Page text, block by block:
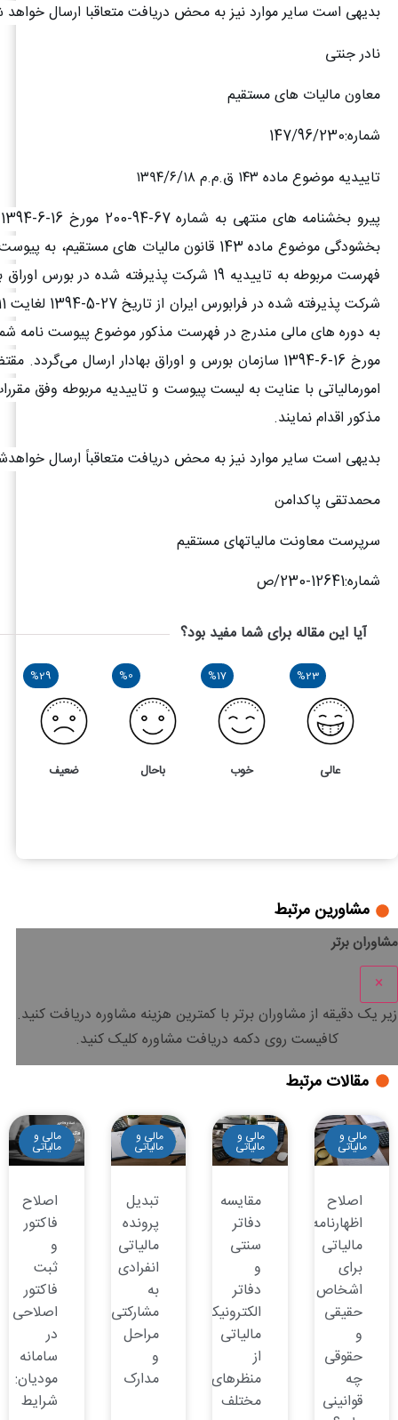
بدیهی است سایر موارد نیز به محض دریافت متعاقبا ارسال
نادر جنتی
معاون مالیات های مستقیم
شماره:147/96/230
تاییدیه موضوع ماده ۱۴۳ ق.م.م۱۳۹۴/۶/۱۸
بخشودگی موضوع ماده 143 قانون مالیات های
مورخ 16-6-1394 سازمان بورس و اوراق بهادار ارسال
امورمالیاتی با عنایت به لیست پیوست و تاییدیه مربوطه وفق
مذکور اقدام نمایند.
بدیهی است سایر موارد نیز به محض دریافت متعاقباً ارسال
محمدتقی پاکدامن
سرپرست معاونت مالیاتهای مستقیم
شماره:12641-230/ص
آیا این مقاله برای شما مفید بود؟
%23
عالی
%17
خوب
%0
باحال
%29
ضعیف
مشاورین مرتبط
مشاوران برتر
×
زیر یک دقیقه از مشاوران برتر باکمترین هزینه مشاوره دریافت کنید.
کافیست روی دکمه دریافت مشاوره کلیک کنید.
مقالات مرتبط
مالی و
مالیاتی
اصلاح
اظهارنامه
مالیاتی
برای
اشخاص
حقیقی
و
حقوقی
چه
قوانینی
مالی و
مالیاتی
مقایسه
دفاتر
سنتی
و
دفاتر
الکترونیکی
مالیاتی
از
منظرهای
مختلف
مالی و
مالیاتی
تبدیل
پرونده
مالیاتی
انفرادی
به
مشارکتی:
مراحل
و
مدارک
مالی و
مالیاتی
اصلاح
فاکتور
و
ثبت
فاکتور
اصلاحی
در
سامانه
مودیان:
شرایط